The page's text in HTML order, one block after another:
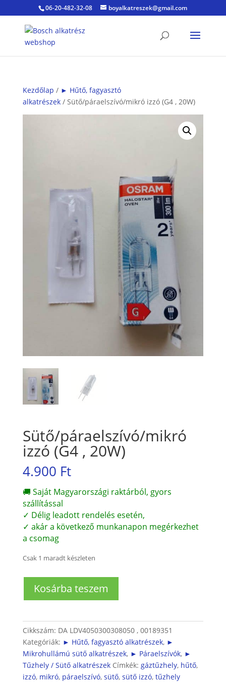
06-20-482-32-08 boyalkatreszek@gmail.com
Kezdőlap / ► Hűtő, fagyasztó
alkatrészek/ Sütő/páraelszívó/mikró izzó (G4 , 20W)
Sütő/páraelszívó/mikró
izzó (G4 , 20W)
4.900 Ft
🚚 Saját Magyarországi raktárból, gyors
szállítással
✓ Délig leadott rendelés esetén,
✓ akár a következő munkanapon megérkezhet
a csomag
Csak 1 maradt készleten
izzó
20W)
mennyiség
Kosárba teszem
Cikkszám: DA LDV4050300308050 , 00189351
Kategóriák: ► Hűtő, fagyasztó alkatrészek, ►
Mikrohullámú sütő alkatrészek, ► Páraelszívók, ►
Tűzhely / Sütő alkatrészek Címkék: gáztűzhely, hűtő,
izzó, mikró, páraelszívó, sütő, sütő izzó, tűzhely